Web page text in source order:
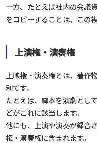
一方、たとえば社内の会議
をコピーすることは、この
上演権・演奏権
上映権・演奏権とは、著作
利です。
たとえば、脚本を演劇とし
どがこれに該当します。
他にも、上演や演奏が録音
権・演奏権に含まれます。